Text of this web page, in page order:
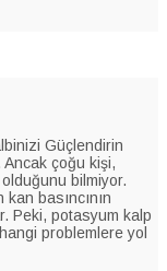
Güçlendirin
Ancak çoğu kişi,
bilmiyor.
basıncının
Peki, potasyum kalp
problemlere yol